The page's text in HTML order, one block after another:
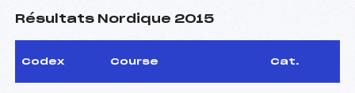
Résultats Nordique 2015
Codex Course Cat.